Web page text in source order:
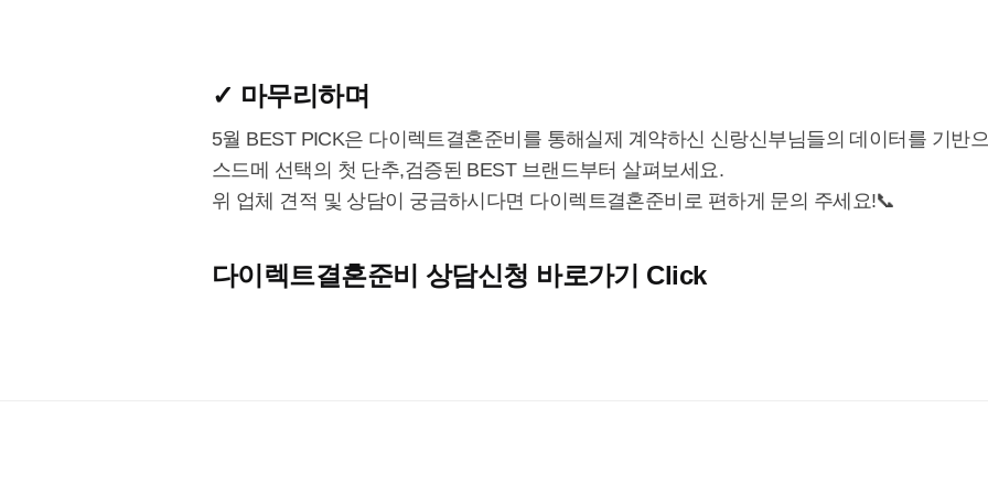
✓ 마무리하며
5월 BEST PICK은 다이렉트결혼준비를 통해실제 계약하신 신랑신부님들의 데이터를 기반
스드메 선택의 첫 단추,검증된 BEST 브랜드부터 살펴보세요.
위 업체 견적 및 상담이 궁금하시다면 다이렉트결혼준비로 편하게 문의 주세요!📞
다이렉트결혼준비 상담신청 바로가기 Click